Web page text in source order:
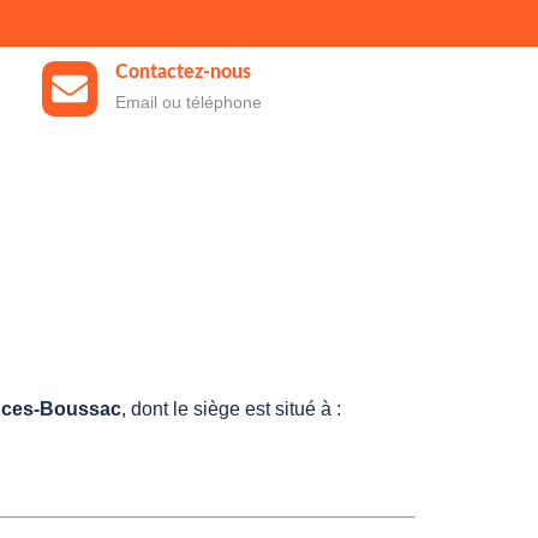
Contactez-nous
Email ou téléphone
Boussac, dont le siège est situé à :